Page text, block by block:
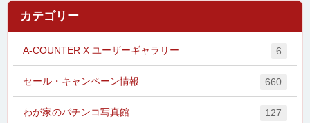
カテゴリー
A-COUNTER X ユーザーギャラリー 6
セール・キャンペーン情報 660
わが家のパチンコ写真館 127